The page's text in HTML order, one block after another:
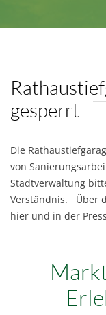
gesperrt
Die
von
Stadtverwaltung
Verständnis. Über
hier und in der